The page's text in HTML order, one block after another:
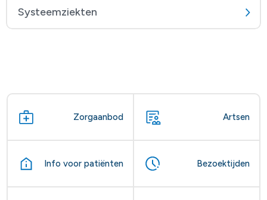
Systeemziekten
Zorgaanbod Artsen
Info voor patiënten Bezoektijden